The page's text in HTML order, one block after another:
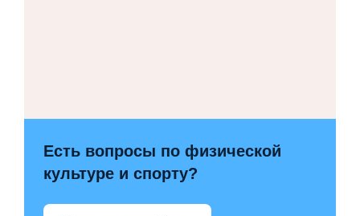
Есть вопросы по физической
культуре и спорту?